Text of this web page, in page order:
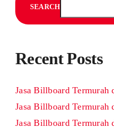
SEARCH
Recent Posts
Jasa Billboard Termurah
Jasa Billboard Termurah
Jasa Billboard Termurah